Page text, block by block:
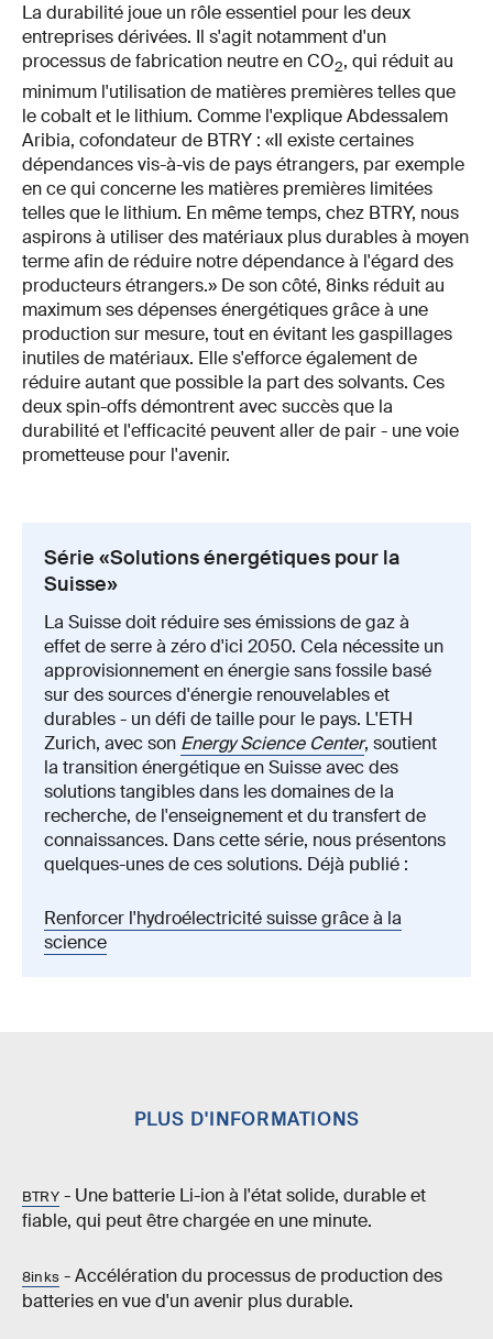
La durabilité joue un rôle essentiel pour les deux
entreprises dérivées. Il s'agit notamment d'un
processus de fabrication neutre en CO2, qui réduit au
minimum l'utilisation de matières premières telles que
le cobalt et le lithium. Comme l'explique Abdessalem
Aribia, cofondateur de BTRY : «Il existe certaines
dépendances vis-à-vis de pays étrangers, par exemple
en ce qui concerne les matières premières limitées
telles que le lithium. En même temps, chez BTRY, nous
aspirons à utiliser des matériaux plus durables à moyen
terme afin de réduire notre dépendance à l'égard des
producteurs étrangers.» De son côté, 8inks réduit au
maximum ses dépenses énergétiques grâce à une
production sur mesure, tout en évitant les gaspillages
inutiles de matériaux. Elle s'efforce également de
réduire autant que possible la part des solvants. Ces
deux spin-offs démontrent avec succès que la
durabilité et l'efficacité peuvent aller de pair - une voie
prometteuse pour l'avenir.
Série «Solutions énergétiques pour la
Suisse»
La Suisse doit réduire ses émissions de gaz à
effet de serre à zéro d'ici 2050. Cela nécessite un
approvisionnement en énergie sans fossile basé
sur des sources d'énergie renouvelables et
durables - un défi de taille pour le pays. L'ETH
Zurich, avec son Energy Science Center, soutient
la transition énergétique en Suisse avec des
solutions tangibles dans les domaines de la
recherche, de l'enseignement et du transfert de
connaissances. Dans cette série, nous présentons
quelques-unes de ces solutions. Déjà publié :
Renforcer l'hydroélectricité suisse grâce à la
science
PLUS D'INFORMATIONS
BTRY- Une batterie Li-ion à l'état solide, durable et
fiable, qui peut être chargée en une minute.
8inks- Accélération du processus de production des
batteries en vue d'un avenir plus durable.